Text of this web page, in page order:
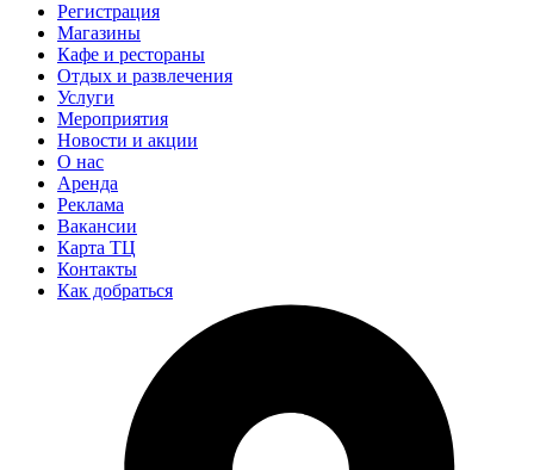
Регистрация
Магазины
Кафе и рестораны
Отдых и развлечения
Услуги
Мероприятия
Новости и акции
О нас
Аренда
Реклама
Вакансии
Карта ТЦ
Контакты
Как добраться